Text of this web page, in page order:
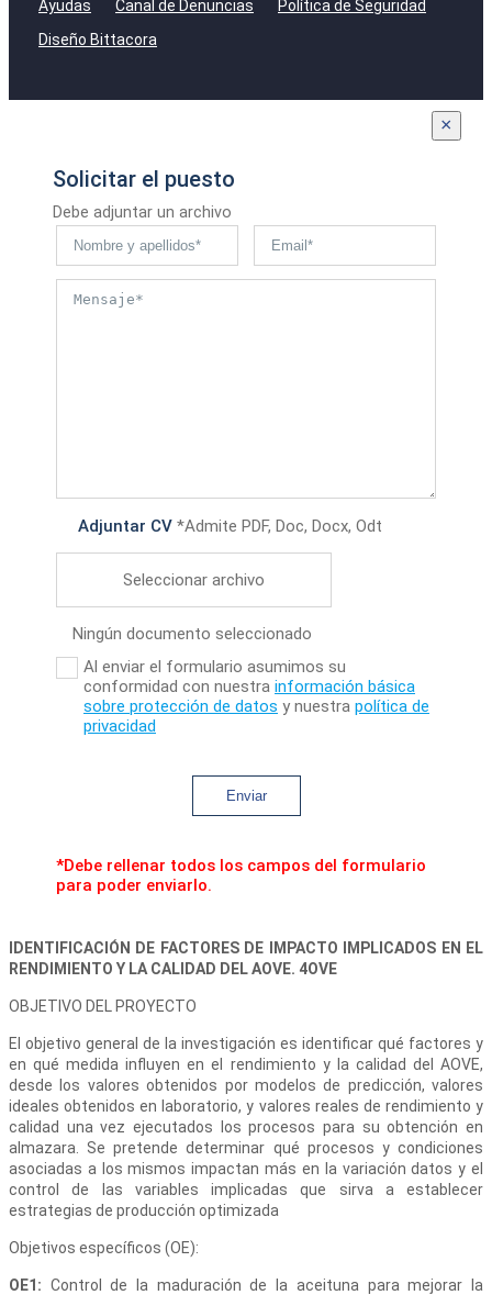
Ayudas Canal de Denuncias
Política de Seguridad
Diseño Bittacora
×
Solicitar el puesto
Debe adjuntar un archivo
Adjuntar CV *Admite PDF, Doc, Docx, Odt
Seleccionar archivo
Ningún documento seleccionado
Al enviar el formulario asumimos su
conformidad con nuestra información básica
sobre protección de datos y nuestra política de
privacidad
Enviar
*Debe rellenar todos los campos del formulario
para poder enviarlo.
IDENTIFICACIÓN DE FACTORES DE IMPACTO IMPLICADOS EN EL
RENDIMIENTO Y LA CALIDAD DEL AOVE. 4OVE
OBJETIVO DEL PROYECTO
El objetivo general de la investigación es identificar qué factores y
en qué medida influyen en el rendimiento y la calidad del AOVE,
desde los valores obtenidos por modelos de predicción, valores
ideales obtenidos en laboratorio, y valores reales de rendimiento y
calidad una vez ejecutados los procesos para su obtención en
almazara. Se pretende determinar qué procesos y condiciones
asociadas a los mismos impactan más en la variación datos y el
control de las variables implicadas que sirva a establecer
estrategias de producción optimizada
Objetivos específicos (OE):
OE1: Control de la maduración de la aceituna para mejorar la